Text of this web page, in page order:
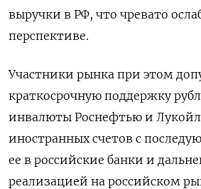
выручки в РФ, что чревато
перспективе.
Участники рынка при этом
краткосрочную поддержку
инвалюты Роснефтью и
иностранных счетов с
ее в российские банки и
реализацией на российском